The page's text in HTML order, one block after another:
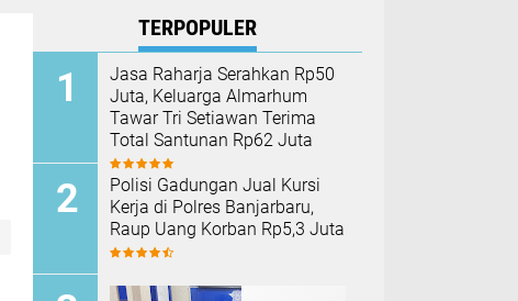
TERPOPULER
Jasa Raharja Serahkan Rp50
Juta, Keluarga Almarhum
Tawar Tri Setiawan Terima
Total Santunan Rp62 Juta
Polisi Gadungan Jual Kursi
Kerja di Polres Banjarbaru,
Raup Uang Korban Rp5,3 Juta